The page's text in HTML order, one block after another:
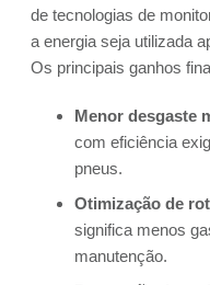
de tecnologias de
a energia seja utilizada
Os principais ganhos
Menor desgaste
com eficiência
pneus.
Otimização de
significa menos
manutenção.